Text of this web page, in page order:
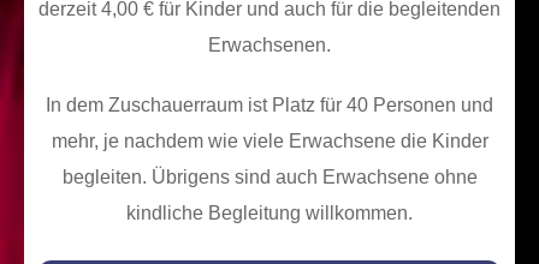
derzeit 4,00 € für Kinder und auch für die begleitenden
Erwachsenen.
In dem Zuschauerraum ist Platz für 40 Personen und
mehr, je nachdem wie viele Erwachsene die Kinder
begleiten. Übrigens sind auch Erwachsene ohne
kindliche Begleitung willkommen.